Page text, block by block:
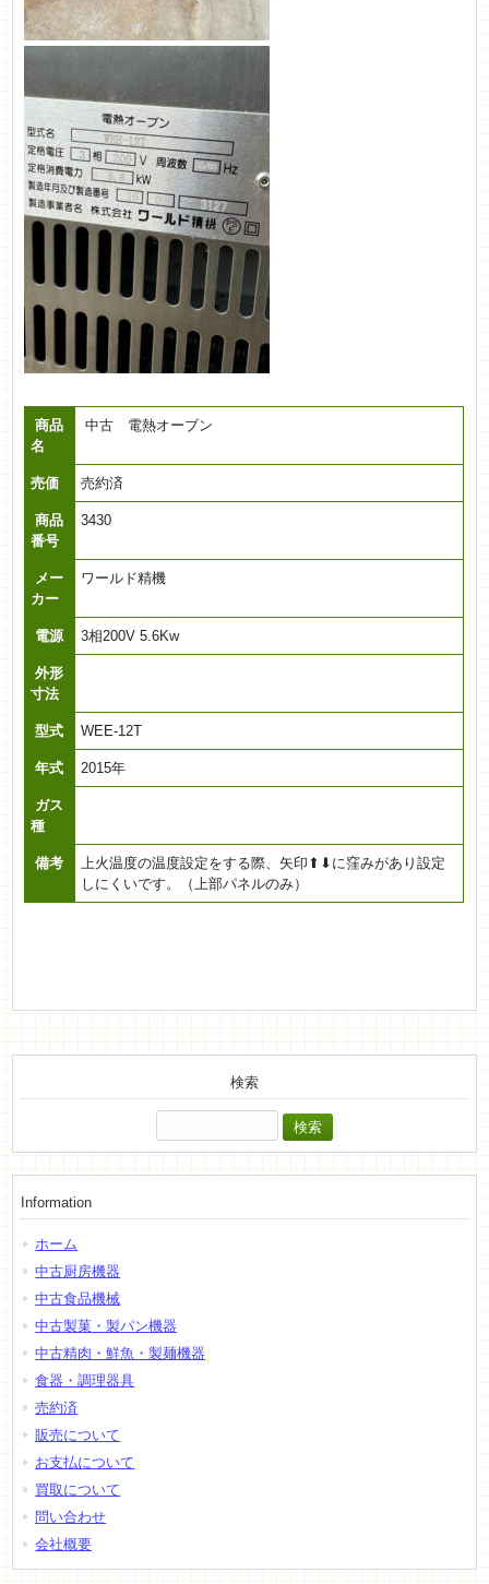
商品
名
中古 電熱オーブン
売価 売約済
商品
番号
3430
メー
カー
ワールド精機
電源 3相200V 5.6Kw
外形
寸法
型式 WEE-12T
年式 2015年
ガス
種
備考
上火温度の温度設定をする際、矢印⬆︎⬇︎に窪みがあり設定
しにくいです。（上部パネルのみ）
検索
索:
Information
ホーム
中古厨房機器
中古食品機械
中古製菓・製パン機器
中古精肉・鮮魚・製麺機器
食器・調理器具
売約済
販売について
お支払について
買取について
問い合わせ
会社概要